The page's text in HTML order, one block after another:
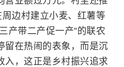
周边村建立小麦、红薯等
产带二产促一产”的联农
留在热闹的表象，而是沉
入，这正是乡村振兴追求